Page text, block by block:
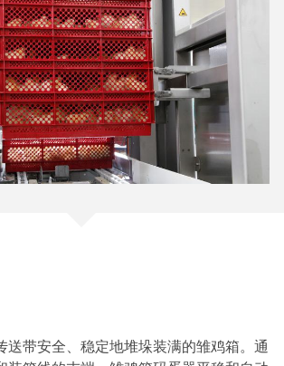
送带安全、稳定地堆垛装满的雏鸡箱。通